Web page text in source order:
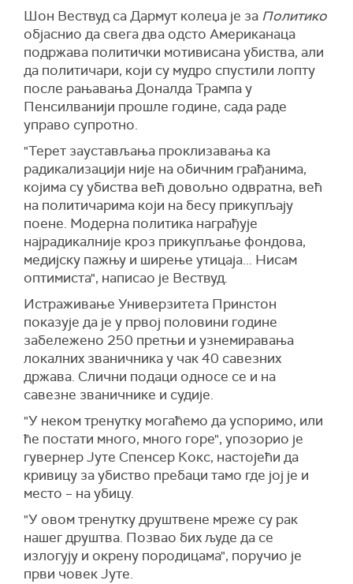
Шон Вествуд са Дармут колеџа је за Политико
објаснио да свега два одсто Американаца
подржава политички мотивисана убиства, али
да политичари, који су мудро спустили лопту
после рањавања Доналда Трампа у
Пенсилванији прошле године, сада раде
управо супротно.
"Терет заустављања проклизавања ка
радикализацији није на обичним грађанима,
којима су убиства већ довољно одвратна, већ
на политичарима који на бесу прикупљају
поене. Модерна политика награђује
најрадикалније кроз прикупљање фондова,
медијску пажњу и ширење утицаја... Нисам
оптимиста", написао је Вествуд.
Истраживање Универзитета Принстон
показује да је у првој половини године
забележено 250 претњи и узнемиравања
локалних званичника у чак 40 савезних
држава. Слични подаци односе се и на
савезне званичнике и судије.
"У неком тренутку могаћемо да успоримо, или
ће постати много, много горе", упозорио је
гувернер Јуте Спенсер Кокс, настојећи да
кривицу за убиство пребаци тамо где јој је и
место – на убицу.
"У овом тренутку друштвене мреже су рак
нашег друштва. Позвао бих људе да се
излогују и окрену породицама", поручио је
први човек Јуте.